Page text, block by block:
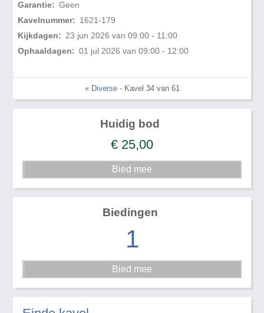
Garantie: Geen
Kavelnummer: 1621-179
Kijkdagen: 23 jun 2026 van 09:00 - 11:00
Ophaaldagen: 01 jul 2026 van 09:00 - 12:00
« Diverse- Kavel 34 van 61
Huidig bod
€ 25,00
Biedingen
1